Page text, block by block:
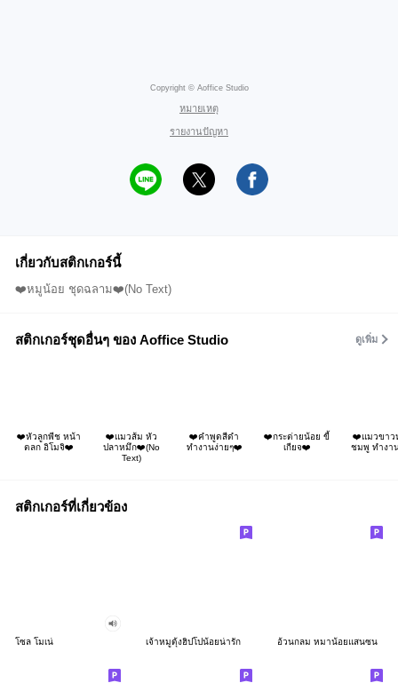
Copyright © Aoffice Studio
หมายเหตุ
รายงานปัญหา
เกี่ยวกับสติกเกอร์นี้
❤️หมูน้อย ชุดฉลาม❤️(No Text)
สติกเกอร์ชุดอื่นๆ ของ Aoffice Studio ดูเพิ่ม
❤️หัวลูกพีช หน้า
ตลก อิโมจิ❤️
❤️แมวส้ม หัว
ปลาหมึก❤️(No
Text)
❤️คำพูดสีดำ
ทำงานง่ายๆ❤️
❤️กระต่ายน้อย ขี้
เกียจ❤️
❤️แมวขาว
ชมพู ทำงา
สติกเกอร์ที่เกี่ยวข้อง
โซล โมเน่ เจ้าหมูดุ้งฮิปโปน้อยน่ารัก อ้วนกลม หมาน้อยแสนซน